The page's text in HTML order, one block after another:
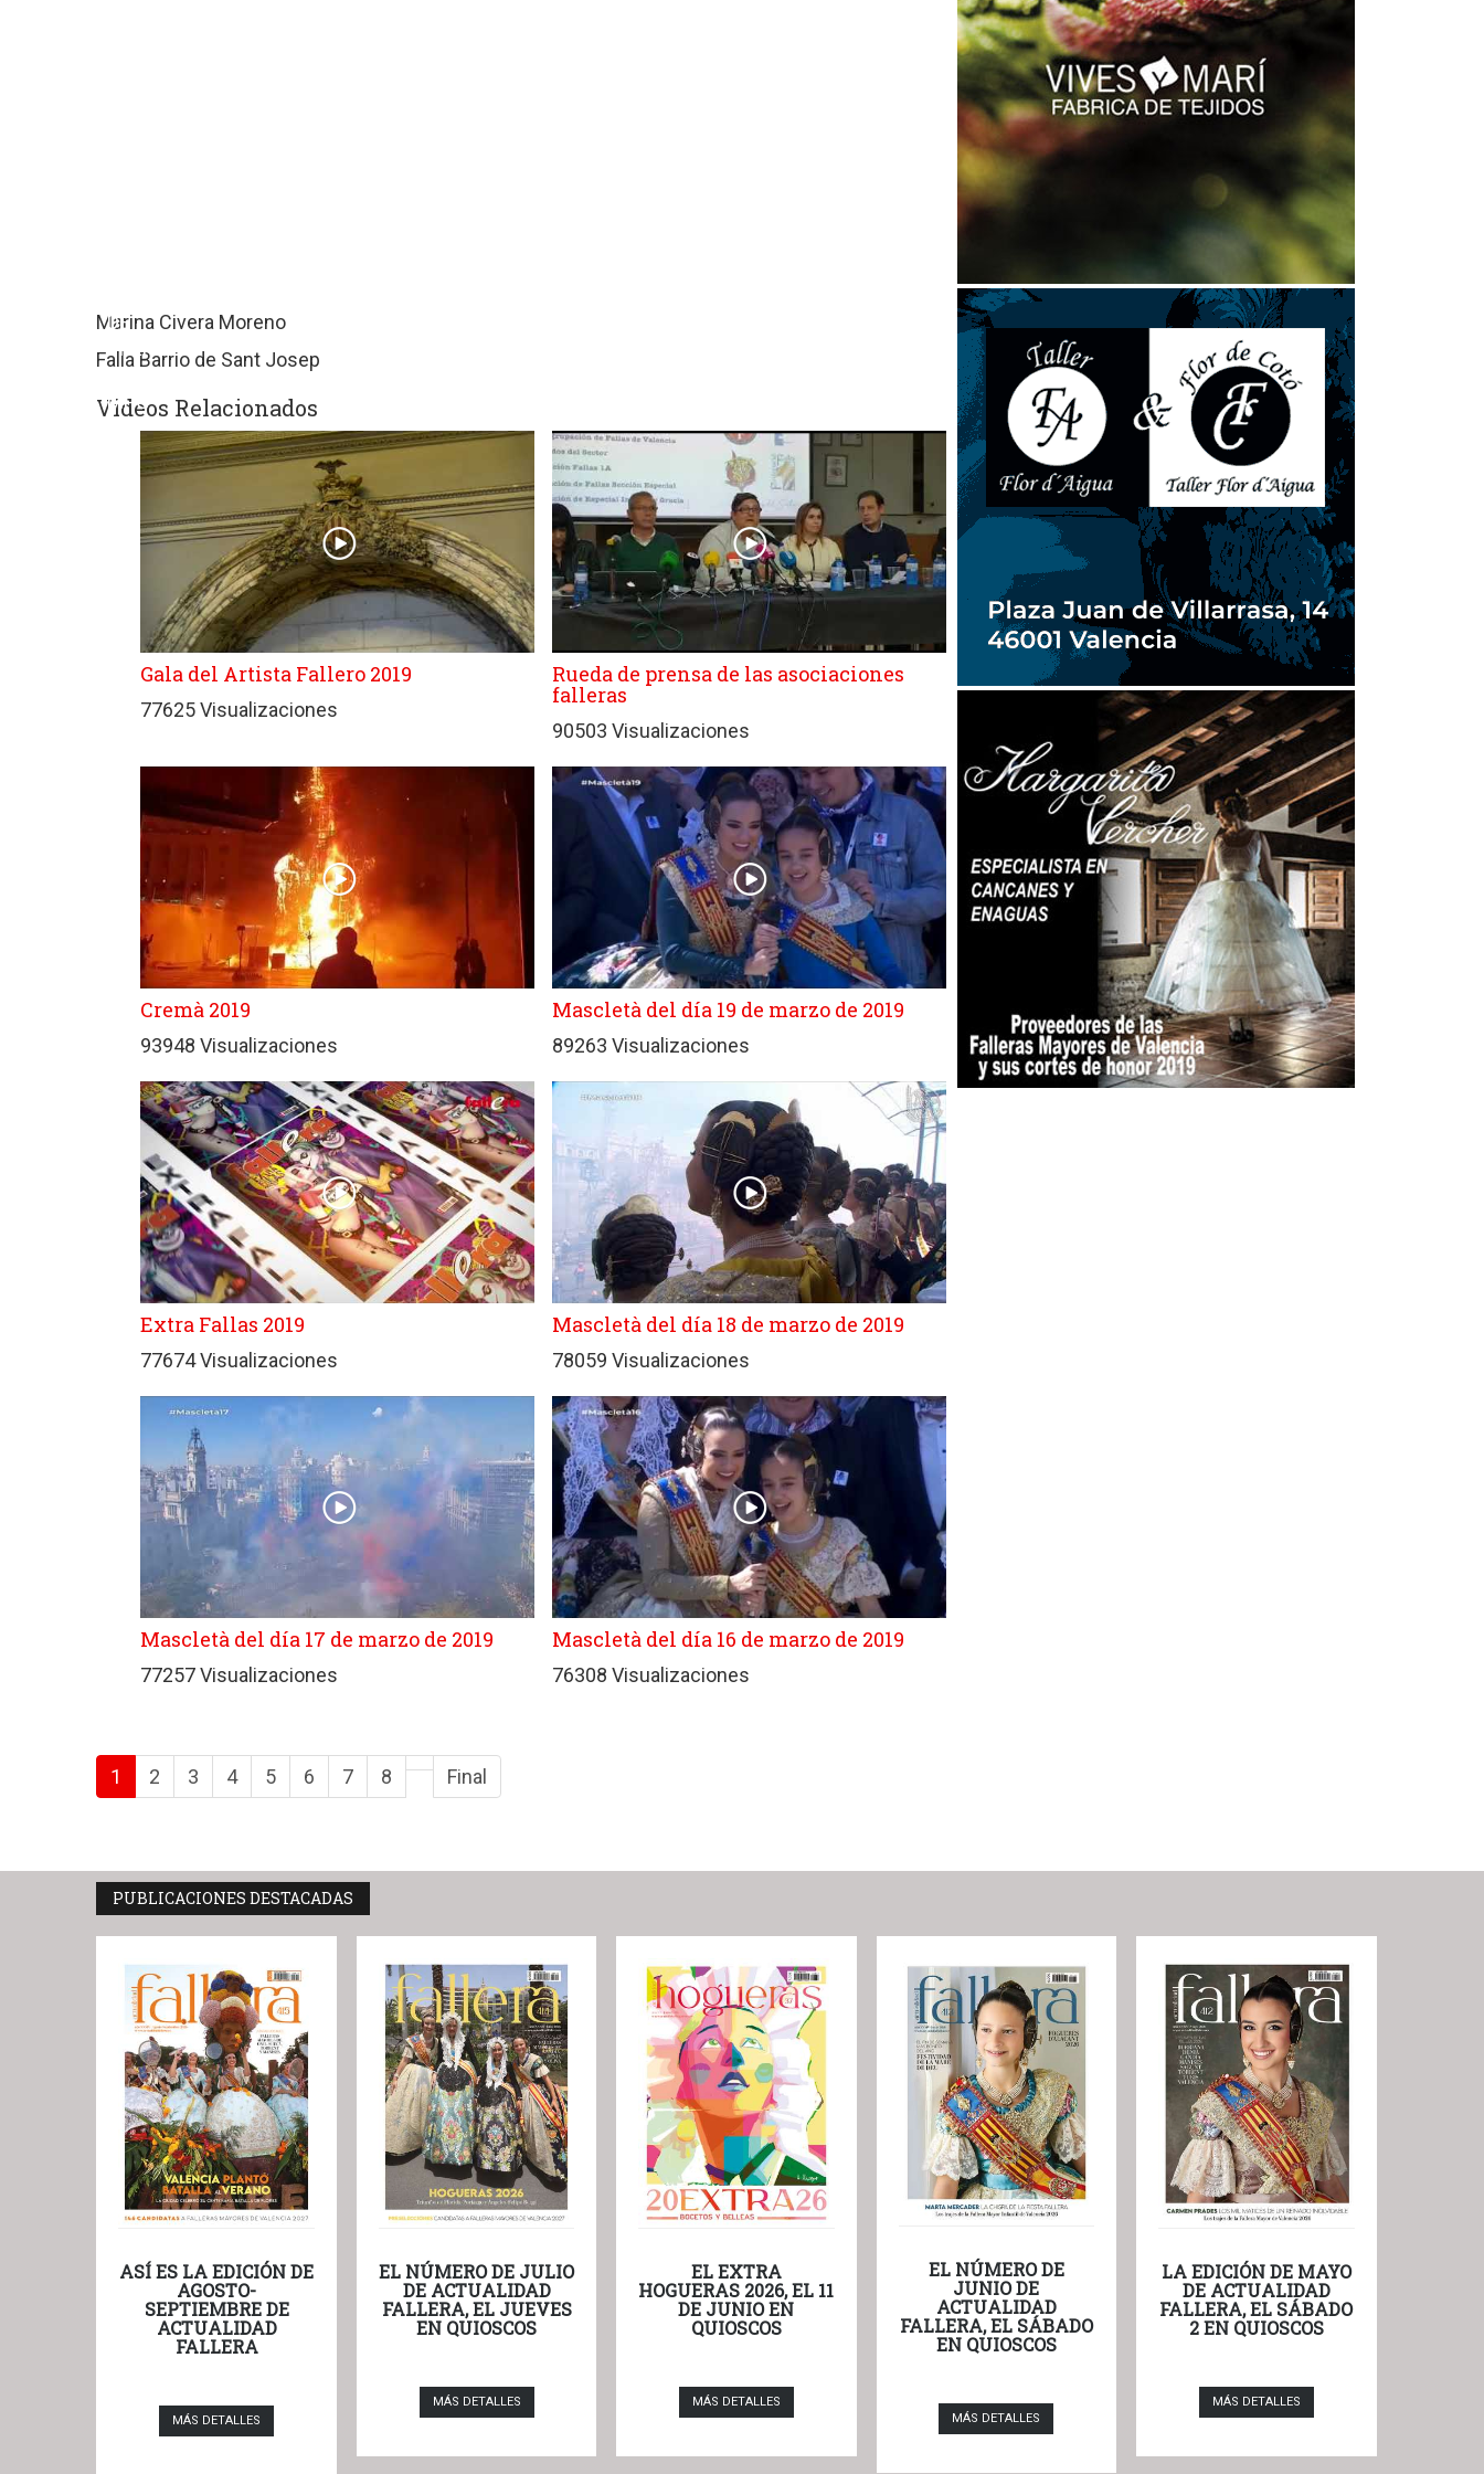
DE
PRENSA
MPG
Marina Civera Moreno
Falla Barrio de Sant Josep
Videos Relacionados
Gala del Artista Fallero 2019
77625 Visualizaciones
Rueda de prensa de las asociaciones
falleras
90503 Visualizaciones
Cremà 2019
93948 Visualizaciones
Mascletà del día 19 de marzo de 2019
89263 Visualizaciones
Extra Fallas 2019
77674 Visualizaciones
Mascletà del día 18 de marzo de 2019
78059 Visualizaciones
Mascletà del día 17 de marzo de 2019
77257 Visualizaciones
Mascletà del día 16 de marzo de 2019
76308 Visualizaciones
1 2 3 4 5 6 7 8 Final
PUBLICACIONES DESTACADAS
ASÍ ES LA EDICIÓN DE
AGOSTO-
SEPTIEMBRE DE
ACTUALIDAD
FALLERA
MÁS DETALLES
EL NÚMERO DE JULIO
DE ACTUALIDAD
FALLERA, EL JUEVES
EN QUIOSCOS
MÁS DETALLES
EL EXTRA
HOGUERAS 2026, EL 11
DE JUNIO EN
QUIOSCOS
MÁS DETALLES
EL NÚMERO DE
JUNIO DE
ACTUALIDAD
FALLERA, EL SÁBADO
EN QUIOSCOS
MÁS DETALLES
LA EDICIÓN DE MAYO
DE ACTUALIDAD
FALLERA, EL SÁBADO
2 EN QUIOSCOS
MÁS DETALLES